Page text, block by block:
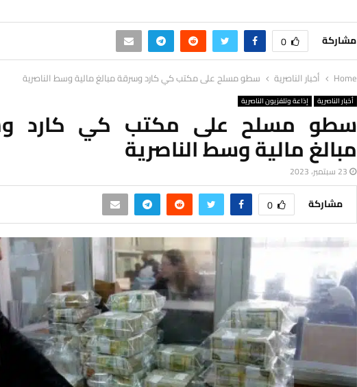
مشاركة 0
Home أخبار الناصرية سطو مسلح على مكتب كي كارد وسرقة مبالغ مالية وسط الناصرية
أخبار الناصرية إذاعة وتلفزيون الناصرية
سطو مسلح على مكتب كي كارد
مبالغ مالية وسط الناصرية
23 سبتمبر، 2023
مشاركة 0